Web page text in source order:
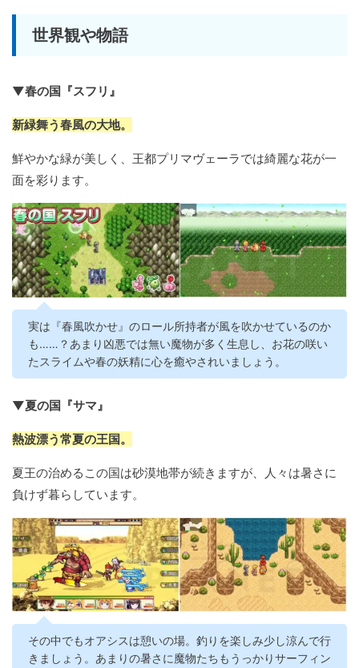
世界観や物語
▼春の国『スフリ』
新緑舞う春風の大地。
鮮やかな緑が美しく、王都プリマヴェーラでは綺麗な花が一
面を彩ります。
実は『春風吹かせ』のロール所持者が風を吹かせているのか
も……？あまり凶悪では無い魔物が多く生息し、お花の咲い
たスライムや春の妖精に心を癒やされいましょう。
▼夏の国『サマ』
熱波漂う常夏の王国。
夏王の治めるこの国は砂漠地帯が続きますが、人々は暑さに
負けず暮らしています。
その中でもオアシスは憩いの場。釣りを楽しみ少し涼んで行
きましょう。あまりの暑さに魔物たちもうっかりサーフィン